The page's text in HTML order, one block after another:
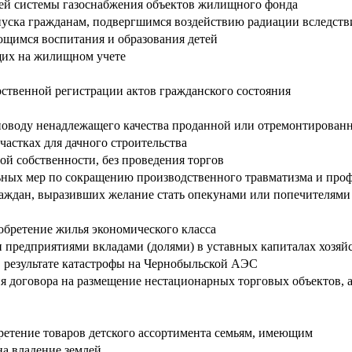
системы газоснабжения объектов жилищного фонда
гражданам, подвергшимся воздействию радиации
воспитания и образования детей
на жилищном учете
регистрации актов гражданского состояния
ненадлежащего качества проданной или
для дачного строительства
собственности, без проведения торгов
мер по сокращению производственного травматизма и
выразивших желание стать опекунами или попечителями
жилья экономического класса
вкладами (долями) в уставных капиталах
катастрофы на Чернобыльской АЭС
на размещение нестационарных торговых объектов,
товаров детского ассортимента семьям, имеющим